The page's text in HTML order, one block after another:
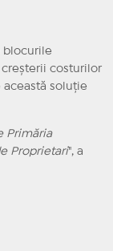
blocurile
costurilor
soluție
Primăria
Proprietari", a